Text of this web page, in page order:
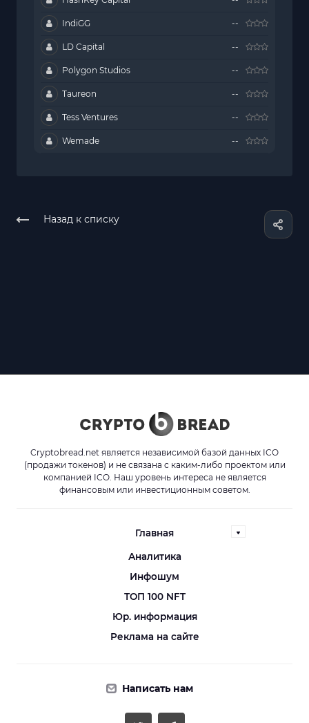
IndiGG --
LD Capital --
Polygon Studios --
Taureon --
Tess Ventures --
Wemade --
Назад к списку
Cryptobread.net является независимой базой данных ICO
(продажи токенов) и не связана с каким-либо проектом или
компанией ICO. Наш уровень интереса не является
финансовым или инвестиционным советом.
Главная
Аналитика
Инфошум
ТОП 100 NFT
Юр. информация
Реклама на сайте
Написать нам